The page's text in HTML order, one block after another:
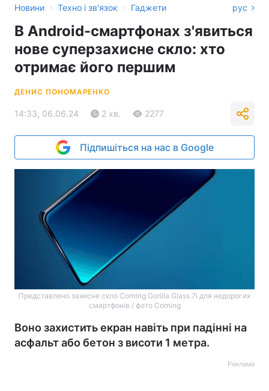
Новини › Техно і зв'язок › Гаджети рус
В Android-смартфонах з'явиться
нове суперзахисне скло: хто
отримає його першим
ДЕНИС ПОНОМАРЕНКО
14:33, 06.06.24 2 хв. 2277
Підпишіться на нас в Google
Представлено захисне скло Corning Gorilla Glass 7i для недорогих
смартфонів / фото Corning
Воно захистить екран навіть при падінні на
асфальт або бетон з висоти 1 метра.
Реклама